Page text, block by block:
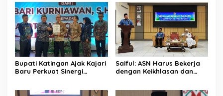
Bupati Katingan Ajak Kajari
Baru Perkuat Sinergi
Saiful: ASN Harus Bekerja
dengan Keikhlasan dan